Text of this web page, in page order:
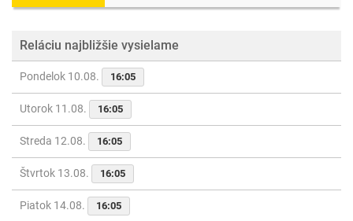
Reláciu najbližšie vysielame
Pondelok 10.08. 16:05
Utorok 11.08. 16:05
Streda 12.08. 16:05
Štvrtok 13.08. 16:05
Piatok 14.08. 16:05